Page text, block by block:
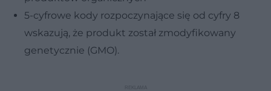
5-cyfrowe kody rozpoczynające się od cyfry 8
wskazują, że produkt został zmodyfikowany
genetycznie (GMO).